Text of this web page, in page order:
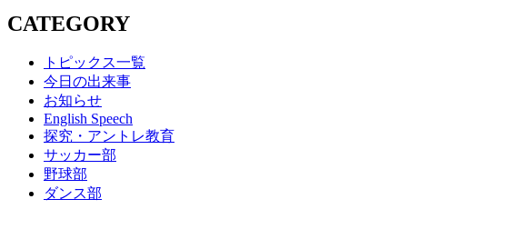
CATEGORY
トピックス一覧
今日の出来事
お知らせ
English Speech
探究・アントレ教育
サッカー部
野球部
ダンス部